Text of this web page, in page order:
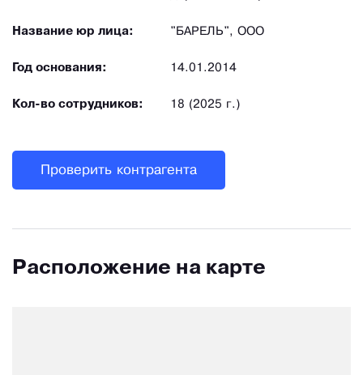
Название юр лица: "БАРЕЛЬ", ООО
Год основания: 14.01.2014
Кол-во сотрудников: 18 (2025 г.)
Проверить контрагента
Расположение на карте